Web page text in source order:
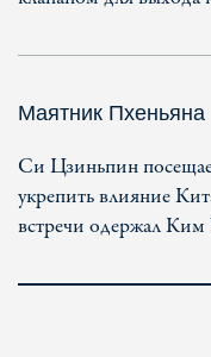
Маятник Пхеньяна
Си Цзиньпин
укрепить влияние
встречи одержал